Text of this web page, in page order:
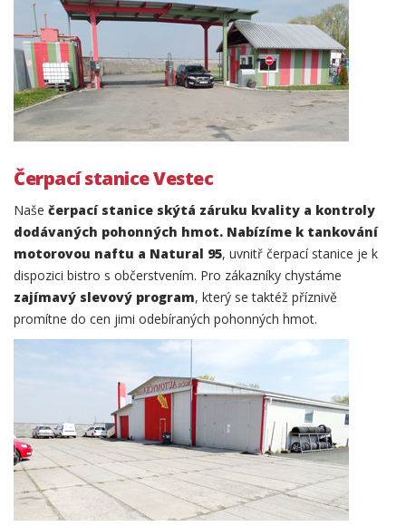
Čerpací stanice Vestec
Naše čerpací stanice skýtá záruku kvality a kontroly
dodávaných pohonných hmot. Nabízíme k tankování
motorovou naftu a Natural 95, uvnitř čerpací stanice je k
dispozici bistro s občerstvením. Pro zákazníky chystáme
zajímavý slevový program, který se taktéž příznivě
promítne do cen jimi odebíraných pohonných hmot.